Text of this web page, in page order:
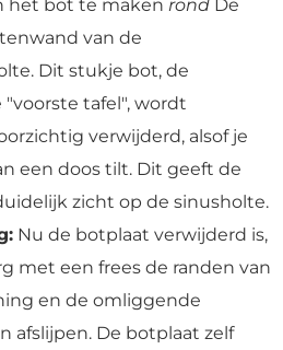
het bot te maken rond De
van de
Dit stukje bot, de
tafel", wordt
verwijderd, alsof je
een doos tilt. Dit geeft de
zicht op de sinusholte.
Nu de botplaat verwijderd is,
met een frees de randen van
en de omliggende
afslijpen. De botplaat zelf